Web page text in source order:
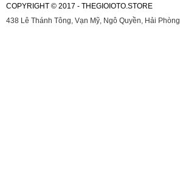
COPYRIGHT © 2017 - THEGIOIOTO.STORE
438 Lê Thánh Tông, Vạn Mỹ, Ngô Quyền, Hải Phòng